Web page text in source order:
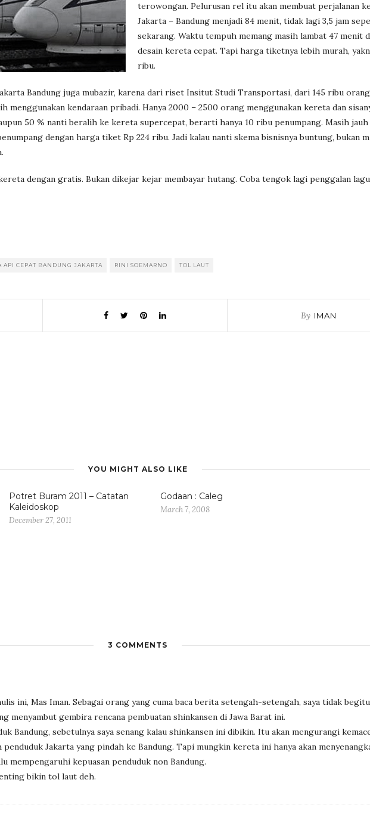
terowongan. Pelurusan rel itu akan membuat perjalanan
Jakarta – Bandung menjadi 84 menit, tidak lagi 3,5 jam
sekarang. Waktu tempuh memang masih lambat 47 menit
desain kereta cepat. Tapi harga tiketnya lebih murah,
ribu.
Bandung juga mubazir, karena dari riset Insitut Studi Transportasi, dari 145 ribu
menggunakan kendaraan pribadi. Hanya 2000 – 2500 orang menggunakan kereta dan
50 % nanti beralih ke kereta supercepat, berarti hanya 10 ribu penumpang. Masih
dengan harga tiket Rp 224 ribu. Jadi kalau nanti skema bisnisnya buntung, bukan
dengan gratis. Bukan dikejar kejar membayar hutang. Coba tengok lagi penggalan
API CEPAT BANDUNG JAKARTA RINI SOEMARNO TOL LAUT
By IMAN
YOU MIGHT ALSO LIKE
Potret Buram 2011 – Catatan
Kaleidoskop
December 27, 2011
Godaan : Caleg
March 7, 2008
3 COMMENTS
ini, Mas Iman. Sebagai orang yang cuma baca berita setengah-setengah, saya tidak
menyambut gembira rencana pembuatan shinkansen di Jawa Barat ini.
Bandung, sebetulnya saya senang kalau shinkansen ini dibikin. Itu akan mengurangi
Jakarta yang pindah ke Bandung. Tapi mungkin kereta ini hanya akan
mempengaruhi kepuasan penduduk non Bandung.
bikin tol laut deh.